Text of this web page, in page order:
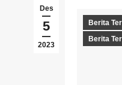
Des
5
2023
Berita
Berita